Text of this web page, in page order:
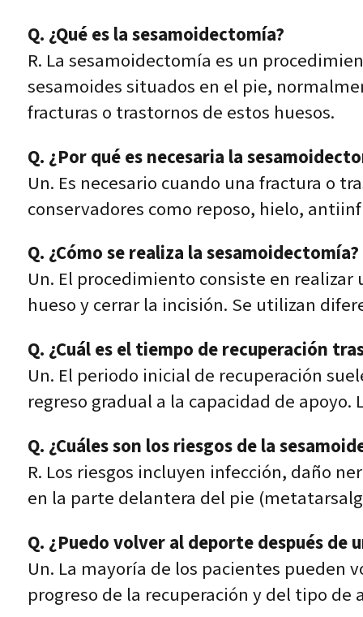
Q. ¿Qué es la sesamoidectomía?
R. La sesamoidectomía es un
sesamoides situados en el pie,
fracturas o trastornos de estos huesos.
Q. ¿Por qué es necesaria la
Un. Es necesario cuando una fractura o
conservadores como reposo, hielo,
Q. ¿Cómo se realiza la sesamoidectomía?
Un. El procedimiento consiste en
hueso y cerrar la incisión. Se utilizan
Q. ¿Cuál es el tiempo de recuperación
Un. El periodo inicial de recuperación
regreso gradual a la capacidad de
Q. ¿Cuáles son los riesgos de la
R. Los riesgos incluyen infección, daño
en la parte delantera del pie
Q. ¿Puedo volver al deporte después de
Un. La mayoría de los pacientes pueden
progreso de la recuperación y del tipo de